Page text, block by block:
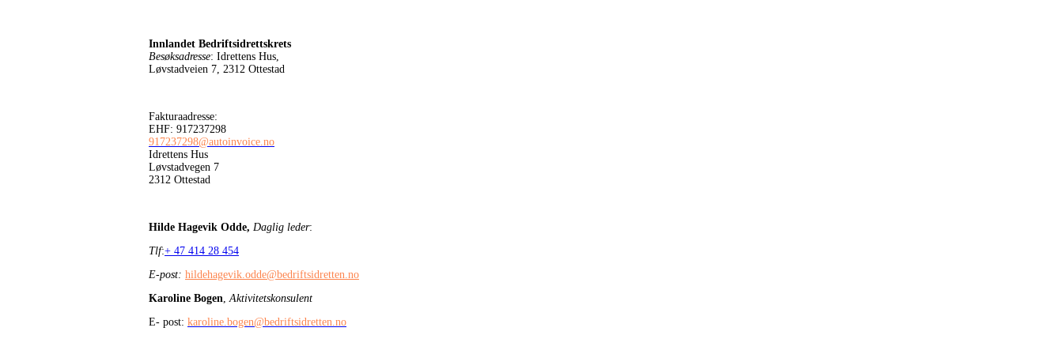
Innlandet Bedriftsidrettskrets
Besøksadresse: Idrettens Hus,
Løvstadveien 7, 2312 Ottestad
Fakturaadresse:
EHF: 917237298
917237298@autoinvoice.no
Idrettens Hus
Løvstadvegen 7
2312 Ottestad
Hilde Hagevik Odde, Daglig leder:
Tlf:+ 47 414 28 454
E-post: hildehagevik.odde@bedriftsidretten.no
Karoline Bogen,Aktivitetskonsulent
E- post: karoline.bogen@bedriftsidretten.no